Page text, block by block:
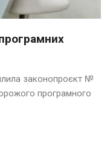
законопроєкт №
програмного